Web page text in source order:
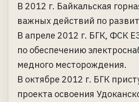
В 2012 г. Байкальская
важных действий по
В апреле 2012 г. БГК, ФСК
по обеспечению
медного месторождения.
В октябре 2012 г. БГК
проекта освоения